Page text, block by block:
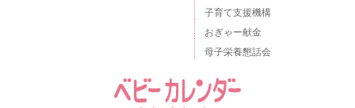
子育て支援機構
おぎゃー献金
母子栄養懇話会